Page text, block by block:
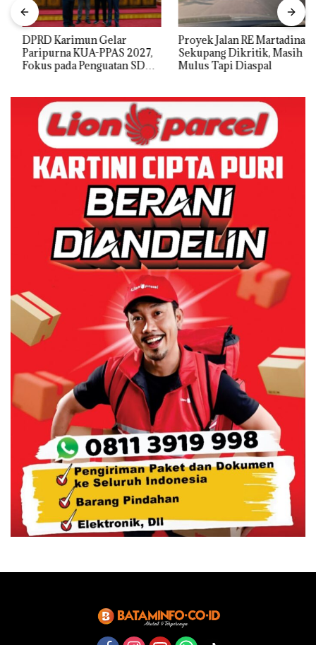
DPRD Karimun Gelar
Paripurna KUA-PPAS 2027,
Fokus pada Penguatan SDM,
Proyek Jalan RE Martadinata
Sekupang Dikritik, Masih
Mulus Tapi Diaspal